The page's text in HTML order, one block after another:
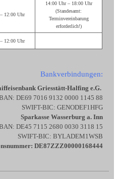
12:00 Uhr
14:00 Uhr – 18:00 Uhr
(Standesamt:
Terminvereinbarung
erforderlich!)
12:00 Uhr
Bankverbindungen:
Griesstätt-Halfing e.G.
DE69 7016 9132 0000 1145 88
SWIFT-BIC: GENODEF1HFG
Sparkasse Wasserburg a. Inn
DE45 7115 2680 0030 3118 15
SWIFT-BIC: BYLADEM1WSB
DE87ZZZ00000168444